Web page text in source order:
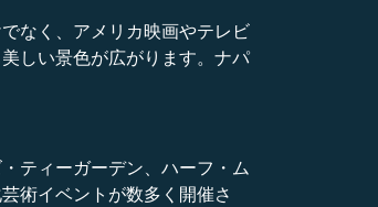
なく、アメリカ映画やテレビ
しい景色が広がります。ナパ
ティーガーデン、ハーフ・ム
術イベントが数多く開催さ